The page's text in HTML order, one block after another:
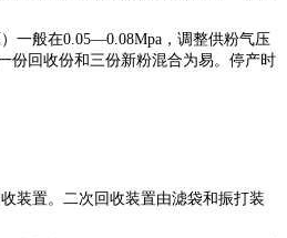
一般在0.05—0.08Mpa，调整供粉气压
份回收份和三份新粉混合为易。停产时
装置。二次回收装置由滤袋和振打装